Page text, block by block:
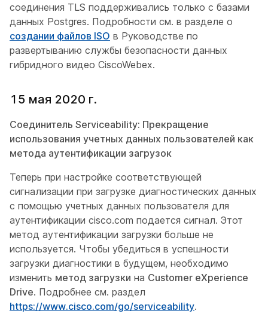
соединения TLS поддерживались только с базами
данных Postgres. Подробности см. в разделе о
создании файлов ISO в Руководстве по
развертыванию службы безопасности данных
гибридного видео CiscoWebex.
15 мая 2020 г.
Соединитель Serviceability: Прекращение
использования учетных данных пользователей как
метода аутентификации загрузок
Теперь при настройке соответствующей
сигнализации при загрузке диагностических данных
с помощью учетных данных пользователя для
аутентификации cisco.com подается сигнал. Этот
метод аутентификации загрузки больше не
используется. Чтобы убедиться в успешности
загрузки диагностики в будущем, необходимо
изменить метод загрузки на Customer eXperience
Drive. Подробнее см. раздел
https://www.cisco.com/go/serviceability.